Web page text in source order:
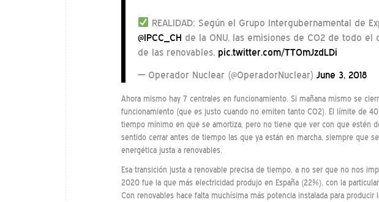
REALIDAD: Según el Grupo Intergubernamental de
@IPCC_CH de la ONU, las emisiones de CO2 de todo
de las renovables. pic.twitter.com/TTOmJzdLDi
— Operador Nuclear (@OperadorNuclear) June 3, 2018
Ahora mismo hay 7 centrales en funcionamiento. Si mañana mismo se
funcionamiento (que es justo cuando no emiten tanto CO2). El límite de
tiempo mínimo en que se amortiza, pero no tiene que ver con que estén
sentido cerrar antes de tiempo las que ya están en marcha, siempre que
energética justa a renovables.
Esa transición justa a renovable precisa de tiempo, a no ser que no nos
2020 fue la que más electricidad produjo en España (22%), con la
Con renovables hace falta muchísima más potencia instalada para